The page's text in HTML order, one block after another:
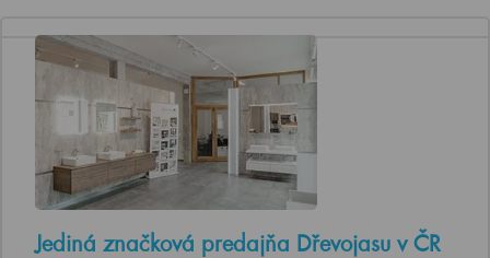
Jediná značková predajňa Dřevojasu v ČR